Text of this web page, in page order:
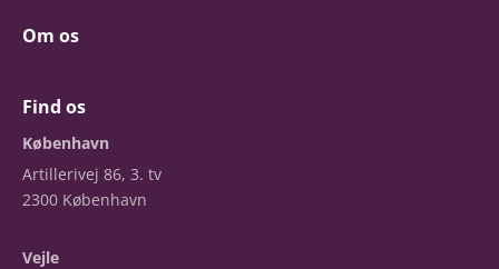
Om os
Find os
København
Artillerivej 86, 3. tv
2300 København
Vejle